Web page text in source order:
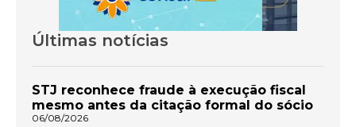
Últimas notícias
STJ reconhece fraude à execução fiscal
mesmo antes da citação formal do sócio
06/08/2026